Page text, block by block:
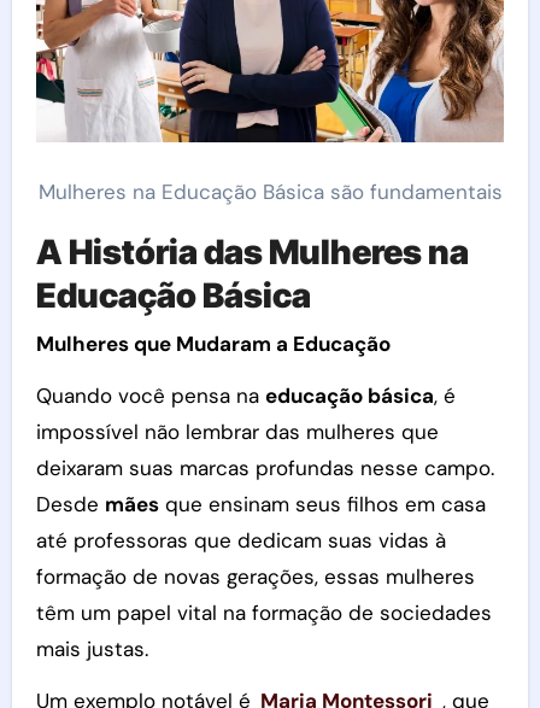
Mulheres na Educação Básica são fundamentais
A História das Mulheres na
Educação Básica
Mulheres que Mudaram a Educação
Quando você pensa na educação básica, é
impossível não lembrar das mulheres que
deixaram suas marcas profundas nesse campo.
Desde mãesque ensinam seus filhos em casa
até professoras que dedicam suas vidas à
formação de novas gerações, essas mulheres
têm um papel vital na formação de sociedades
mais justas.
Um exemplo notável é Maria Montessori , que